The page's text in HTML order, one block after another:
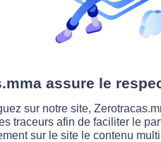
assure le
sur notre site,
traceurs afin de faciliter le
sur le site le contenu